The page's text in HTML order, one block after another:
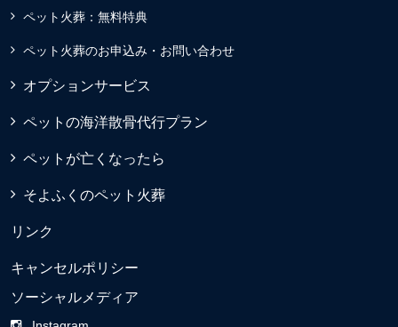
ペット火葬：無料特典
ペット火葬のお申込み・お問い合わせ
オプションサービス
ペットの海洋散骨代行プラン
ペットが亡くなったら
そよふくのペット火葬
リンク
キャンセルポリシー
ソーシャルメディア